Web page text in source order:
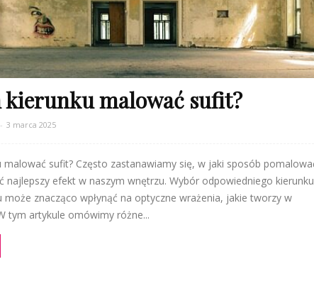
kierunku malować sufit?
- 3 marca 2025
malować sufit? Często zastanawiamy się, w jaki sposób
najlepszy efekt w naszym wnętrzu. Wybór odpowiedniego kierunku
znacząco wpłynąć na optyczne wrażenia, jakie tworzy w
tym artykule omówimy różne...